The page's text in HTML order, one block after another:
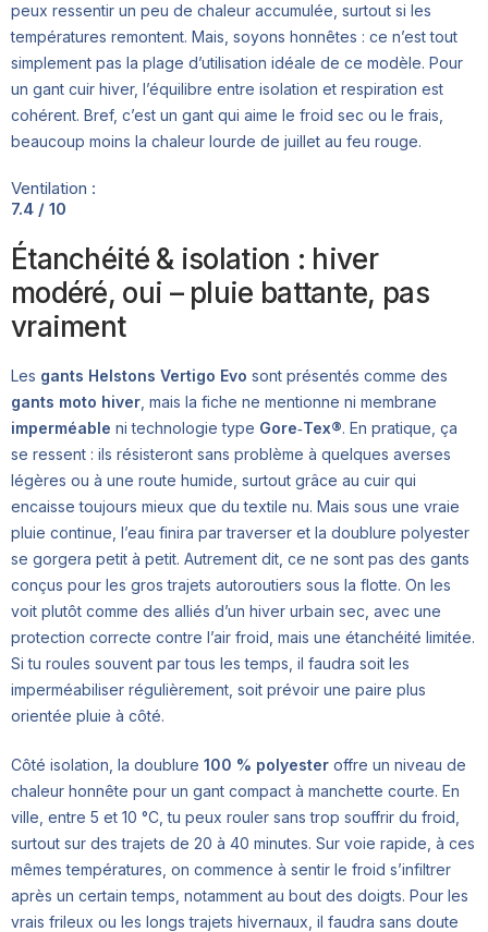
peux ressentir un peu de chaleur accumulée, surtout si les
températures remontent. Mais, soyons honnêtes : ce n’est tout
simplement pas la plage d’utilisation idéale de ce modèle. Pour
un gant cuir hiver, l’équilibre entre isolation et respiration est
cohérent. Bref, c’est un gant qui aime le froid sec ou le frais,
beaucoup moins la chaleur lourde de juillet au feu rouge.
Ventilation :
7.4 / 10
Étanchéité & isolation : hiver
modéré, oui – pluie battante, pas
vraiment
Les gants Helstons Vertigo Evo sont présentés comme des
gants moto hiver , mais la fiche ne mentionne ni membrane
imperméable ni technologie type Gore‑Tex®. En pratique, ça
se ressent : ils résisteront sans problème à quelques averses
légères ou à une route humide, surtout grâce au cuir qui
encaisse toujours mieux que du textile nu. Mais sous une vraie
pluie continue, l’eau finira par traverser et la doublure polyester
se gorgera petit à petit. Autrement dit, ce ne sont pas des gants
conçus pour les gros trajets autoroutiers sous la flotte. On les
voit plutôt comme des alliés d’un hiver urbain sec, avec une
protection correcte contre l’air froid, mais une étanchéité limitée.
Si tu roules souvent par tous les temps, il faudra soit les
imperméabiliser régulièrement, soit prévoir une paire plus
orientée pluie à côté.
Côté isolation, la doublure 100 % polyester offre un niveau de
chaleur honnête pour un gant compact à manchette courte. En
ville, entre 5 et 10 °C, tu peux rouler sans trop souffrir du froid,
surtout sur des trajets de 20 à 40 minutes. Sur voie rapide, à ces
mêmes températures, on commence à sentir le froid s’infiltrer
après un certain temps, notamment au bout des doigts. Pour les
vrais frileux ou les longs trajets hivernaux, il faudra sans doute